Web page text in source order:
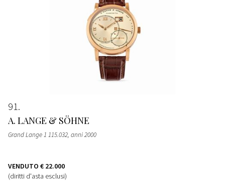
91
A. LANGE & SÖHNE
Grand Lange 1 115.032, anni 2000
VENDUTO € 22.000
(diritti d'asta esclusi)